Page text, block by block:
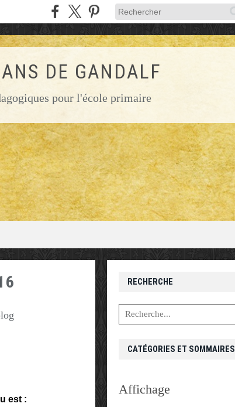
DE GANDALF
pour l'école primaire
est :
RECHERCHE
CATÉGORIES ET SOMMAIRES
Affichage